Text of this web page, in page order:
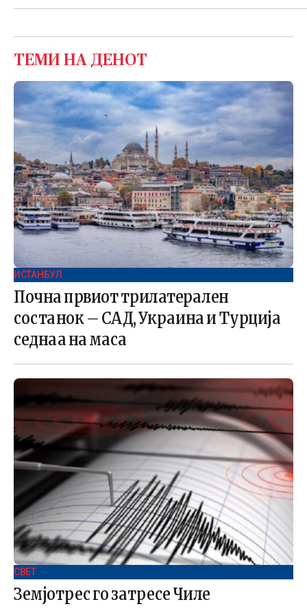
ТЕМИ НА ДЕНОТ
ИСТАНБУЛ
Почна првиот трилатерален
состанок – САД, Украина и Турција
седнаа на маса
СВЕТ .
Земјотрес го затресе Чиле